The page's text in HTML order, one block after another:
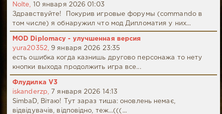
Nolte,
10 января 2026 01:03
Здравствуйте! Покурив игровые форумы (commando в
том числе) я обнаружил что мод Дипломатия у них...
MOD Diplomacy - улучшенная версия
yura20352,
9 января 2026 23:35
есть ошибка когда казнишь другово персонажа то нету
кнопки выхода продолжить игра все...
Флудилка V3
iskanderzp,
7 января 2026 14:13
SimbaD, Вітаю! Тут зараз тиша: оновлень немає,
відвідувачів, відповідно, теж...(((...